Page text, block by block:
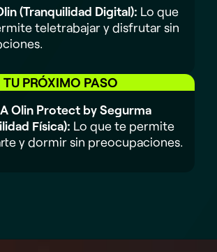
(Tranquilidad Digital): Lo que
teletrabajar y disfrutar sin
TU PRÓXIMO PASO
Olin Protect by Segurma
Física): Lo que te permite
y dormir sin preocupaciones.